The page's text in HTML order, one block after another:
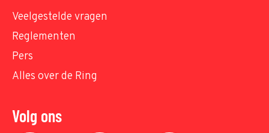
Veelgestelde vragen
Reglementen
Pers
Alles over de Ring
Volg ons